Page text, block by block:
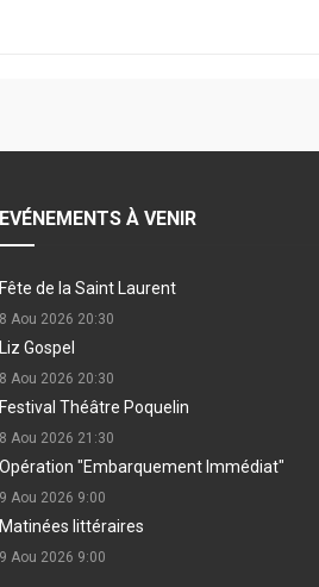
EVÉNEMENTS À VENIR
Fête de la Saint Laurent
8 Aou 2026 20:30
Liz Gospel
8 Aou 2026 20:30
Festival Théâtre Poquelin
8 Aou 2026 21:30
Opération "Embarquement Immédiat"
9 Aou 2026 9:00
Matinées littéraires
9 Aou 2026 9:00